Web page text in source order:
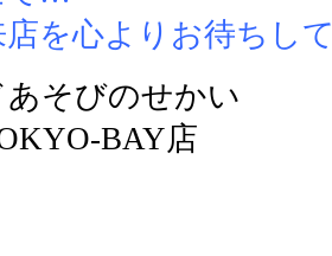
を心よりお待ちし
そびのせかい
BAY店